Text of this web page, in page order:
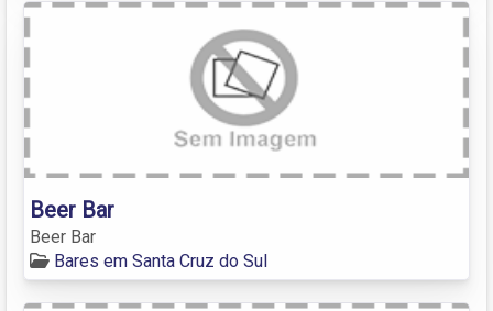
Beer Bar
Beer Bar
Bares em Santa Cruz do Sul